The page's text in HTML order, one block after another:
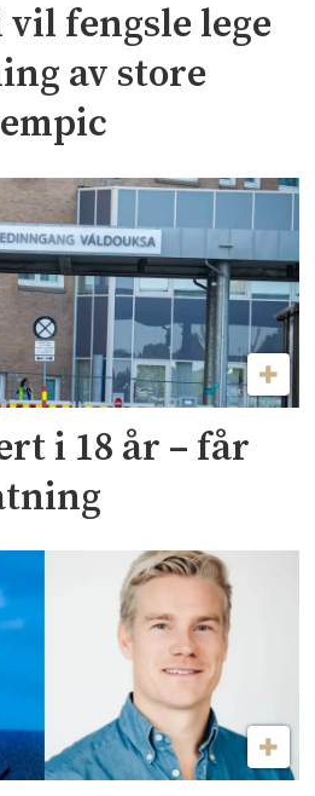
fengsle lege
av store
i 18 år – får